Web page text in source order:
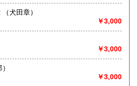
社会科学、自然科学、美術工芸、国
籍、近代文献、趣味、外国書、サブ
その他）
新しい国際収支の講話 （犬田章）
￥3,000
￥3,000
）
￥3,000